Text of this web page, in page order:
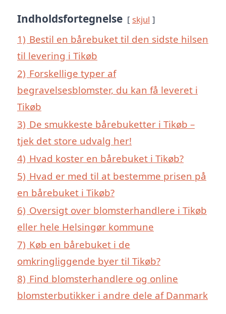
Indholdsfortegnelse skjul
1) Bestil en bårebuket til den sidste hilsen
til levering i Tikøb
2) Forskellige typer af
begravelsesblomster, du kan få leveret i
Tikøb
3) De smukkeste bårebuketter i Tikøb –
tjek det store udvalg her!
4) Hvad koster en bårebuket i Tikøb?
5) Hvad er med til at bestemme prisen på
en bårebuket i Tikøb?
6) Oversigt over blomsterhandlere i Tikøb
eller hele Helsingør kommune
7) Køb en bårebuket i de
omkringliggende byer til Tikøb?
8) Find blomsterhandlere og online
blomsterbutikker i andre dele af Danmark